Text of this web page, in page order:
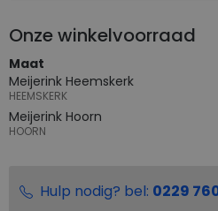
Onze winkelvoorraad
Maat
Meijerink Heemskerk
HEEMSKERK
Meijerink Hoorn
HOORN
Hulp nodig? bel: 0229